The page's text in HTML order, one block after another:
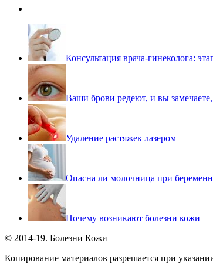
Консультация врача-гинеколога:
Ваши брови редеют, и вы
Удаление растяжек лазером
Опасна ли молочница при
Почему возникают болезни кожи
© 2014-19. Болезни Кожи
Копирование материалов разрешается при